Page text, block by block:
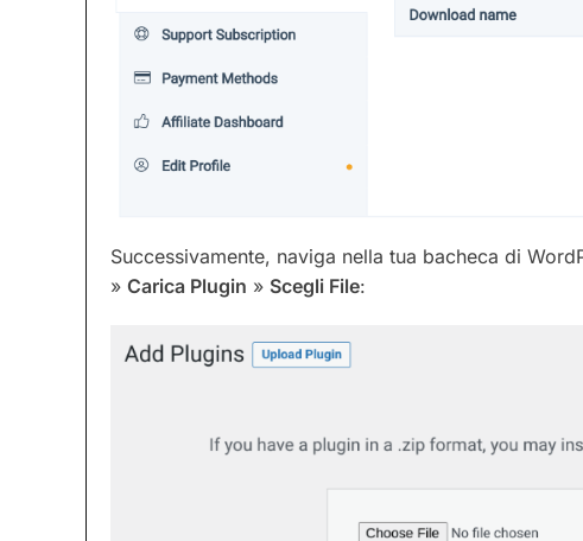
Successivamente, naviga nella tua bacheca di
» Carica Plugin » Scegli File: